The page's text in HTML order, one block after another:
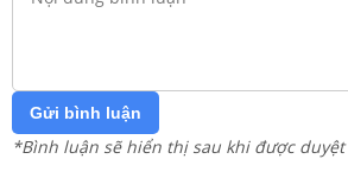
Gửi bình luận
*Bình luận sẽ hiển thị sau khi được duyệt